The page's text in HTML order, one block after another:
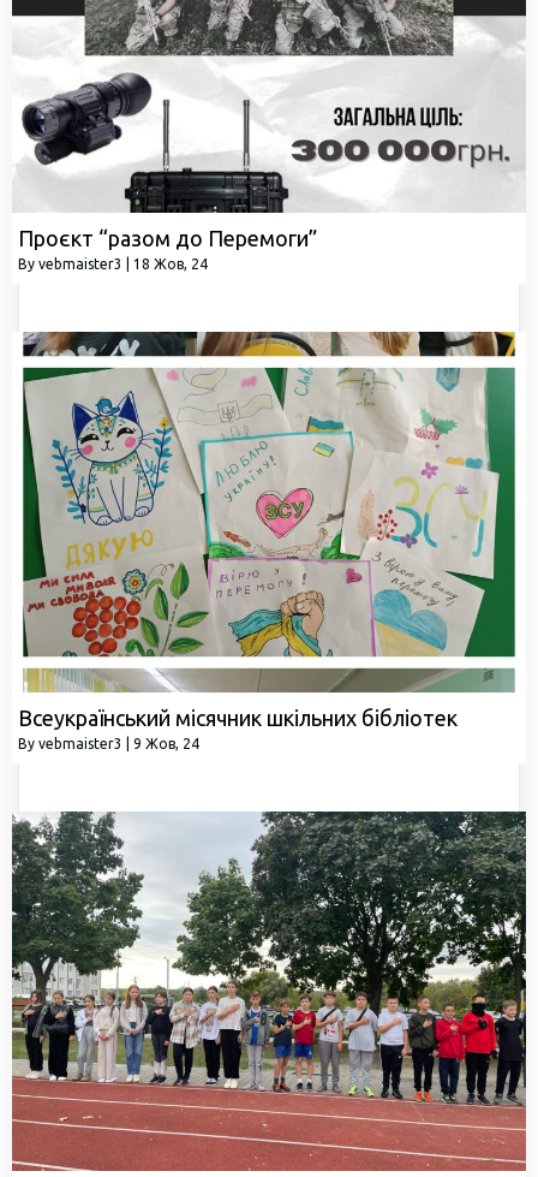
Проєкт “разом до Перемоги”
By vebmaister3 18 Жов, 24
Всеукраїнський місячник шкільних бібліотек
By vebmaister3 9 Жов, 24